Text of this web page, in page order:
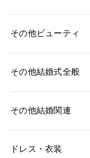
その他ビューティ
その他結婚式全般
その他結婚関連
ドレス・衣装